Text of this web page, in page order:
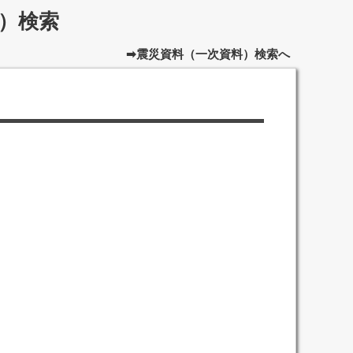
検索
➡震災資料（一次資料）検索へ